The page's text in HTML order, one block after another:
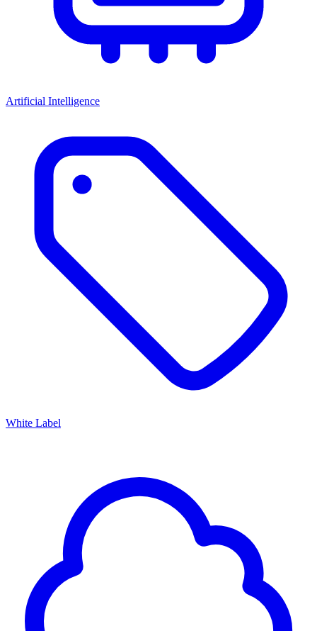
Artificial Intelligence
White Label